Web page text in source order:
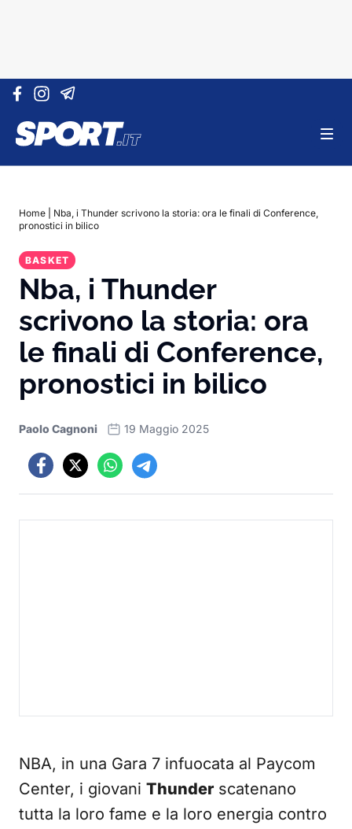
Vai al contenuto
Home
Nba, i Thunder scrivono la storia: ora le finali di Conference,
pronostici in bilico
BASKET
Nba, i Thunder
scrivono la storia: ora
le finali di Conference,
pronostici in bilico
Paolo Cagnoni 19 Maggio 2025
NBA, in una Gara 7 infuocata al Paycom
Center, i giovani Thunder scatenano
tutta la loro fame e la loro energia contro